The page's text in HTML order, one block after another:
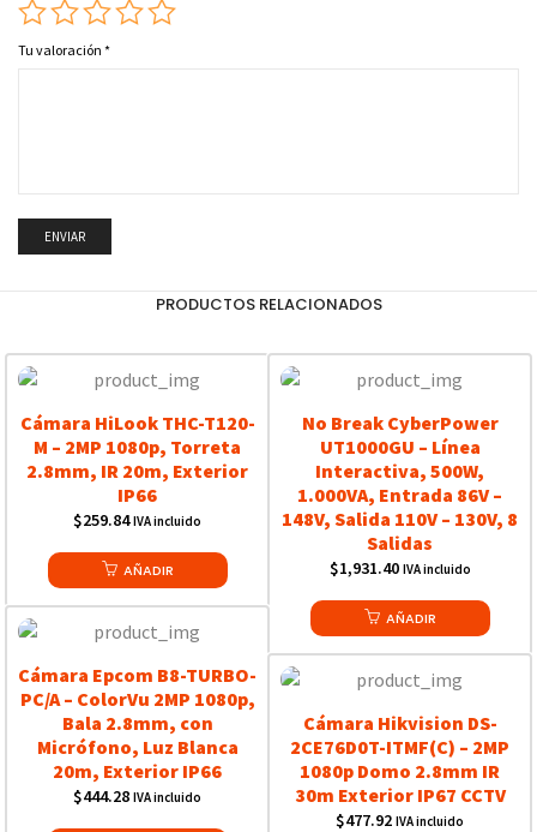
Tu valoración *
PRODUCTOS RELACIONADOS
Cámara HiLook THC-T120-
M – 2MP 1080p, Torreta
2.8mm, IR 20m, Exterior
IP66
$259.84 IVA incluido
AÑADIR
No Break CyberPower
UT1000GU – Línea
Interactiva, 500W,
1.000VA, Entrada 86V –
148V, Salida 110V – 130V, 8
Salidas
$1,931.40 IVA incluido
AÑADIR
Cámara Epcom B8-TURBO-
PC/A – ColorVu 2MP 1080p,
Bala 2.8mm, con
Micrófono, Luz Blanca
20m, Exterior IP66
$444.28 IVA incluido
Cámara Hikvision DS-
2CE76D0T-ITMF(C) – 2MP
1080p Domo 2.8mm IR
30m Exterior IP67 CCTV
$477.92 IVA incluido